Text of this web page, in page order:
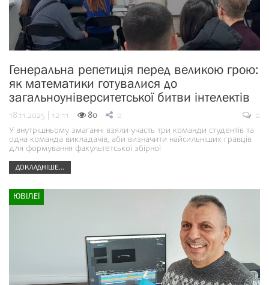
Генеральна репетиція перед великою грою:
як математики готувалися до
загальноуніверситетської битви інтелектів
18.11.2025 | 12:11 80 0
0
У внутрішньому змаганні взяли участь три команди студентів та
одна команда викладачів, аби визначити найсильніших гравців
для формування факультетської збірної
ДОКЛАДНІШЕ...
ЮВІЛЕЇ